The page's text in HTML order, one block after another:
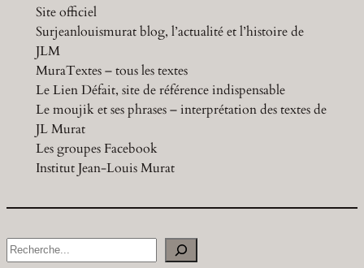
Site officiel
Surjeanlouismurat blog, l’actualité et l’histoire de
JLM
MuraTextes – tous les textes
Le Lien Défait, site de référence indispensable
Le moujik et ses phrases – interprétation des textes de
JL Murat
Les groupes Facebook
Institut Jean-Louis Murat
S